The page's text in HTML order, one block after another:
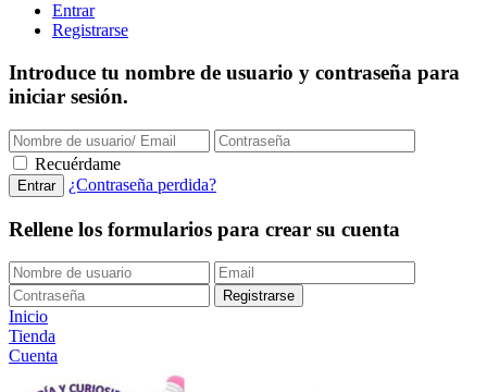
Entrar
Registrarse
Introduce tu nombre de usuario y contraseña para
iniciar sesión.
Recuérdame
¿Contraseña perdida?
Rellene los formularios para crear su cuenta
Inicio
Tienda
Cuenta